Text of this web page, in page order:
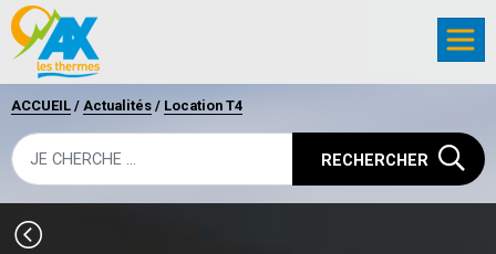
ACCUEIL / Actualités / Location T4
RECHERCHER